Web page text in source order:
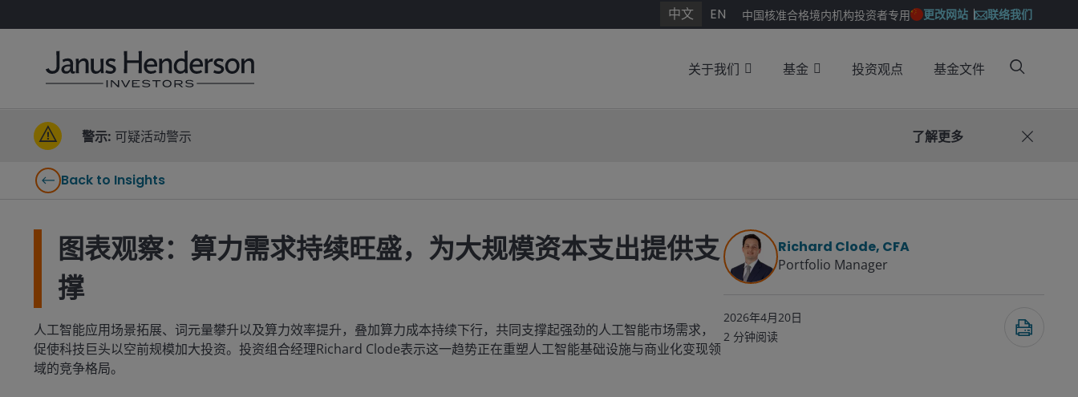
中文 EN 中国核准合格境内机构投资者专用 更改网站 联络我们
关于我们 基金 投资观点 基金文件
警示: 可疑活动警示 了解更多
Back to Insights
图表观察：算力需求持续旺盛，为大规模资本支出提供支
撑
人工智能应用场景拓展、词元量攀升以及算力效率提升，叠加算力成本持续下行，共同支撑起强劲的人工智能市场需求，
促使科技巨头以空前规模加大投资。投资组合经理Richard Clode表示这一趋势正在重塑人工智能基础设施与商业化变现领
域的竞争格局。
Richard Clode, CFA
Portfolio Manager
2026年4月20日
2 分钟阅读